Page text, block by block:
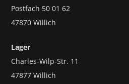
Postfach 50 01 62
47870 Willich
Lager
Charles-Wilp-Str. 11
47877 Willich